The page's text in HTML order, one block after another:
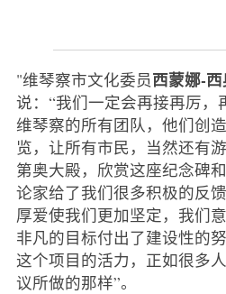
"维琴察市文化委员西蒙娜-
说：“我们一定会再接再厉，
维琴察的所有团队，他们创
览，让所有市民，当然还有
第奥大殿，欣赏这座纪念碑
论家给了我们很多积极的反
厚爱使我们更加坚定，我们
非凡的目标付出了建设性的
这个项目的活力，正如很多
议所做的那样”。